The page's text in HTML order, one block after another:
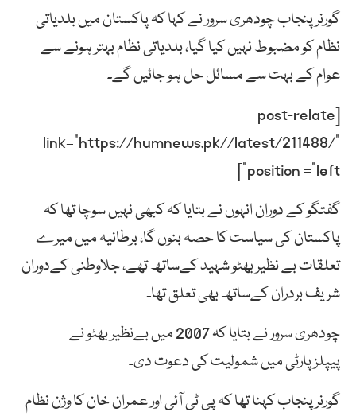
گورنر پنجاب چودھری سرور نے کہا کہ پاکستان میں بلدیاتی
نظام کو مضبوط نہیں کیا گیا، بلدیاتی نظام بہتر ہونے سے
عوام کے بہت سے مسائل حل ہو جائیں گے۔
[post-relate
link=”https://humnews.pk//latest/211488/”
position =”left”]
گفتگو کے دوران انہوں نے بتایا کہ کبھی نہیں سوچا تھا کہ
پاکستان کی سیاست کا حصہ بنوں گا، برطانیہ میں میرے
تعلقات بے نظیر بھٹو شہید کےساتھ تھے، جلاوطنی کےدوران
شریف بردران کےساتھ بھی تعلق تھا۔
چودھری سرور نے بتایا کہ 2007 میں بےنظیر بھٹو نے
پیپلزپارٹی میں شمولیت کی دعوت دی۔
گورنر پنجاب کہنا تھا کہ پی ٹی آئی اور عمران خان کا وژن نظام